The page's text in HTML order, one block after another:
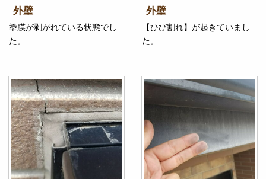
外壁
塗膜が剥がれている状態でし
た。
外壁
【ひび割れ】が起きていまし
た。